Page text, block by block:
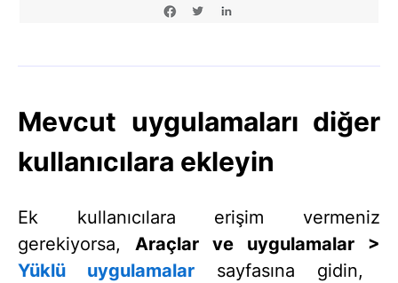
Mevcut uygulamaları diğer
kullanıcılara ekleyin
Ek kullanıcılara erişim vermeniz
gerekiyorsa, Araçlar ve uygulamalar >
Yüklü uygulamalar sayfasına gidin,